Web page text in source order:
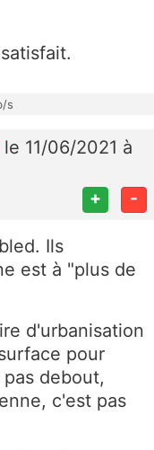
s
le 11/06/2021 à
+ -
Ils
est à "plus de
d'urbanisation
pour
debout,
c'est pas